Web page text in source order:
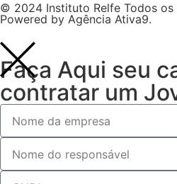
© 2024 Instituto Relfe Todos os
Powered by Agência Ativa9.
Faça Aqui seu
contratar um